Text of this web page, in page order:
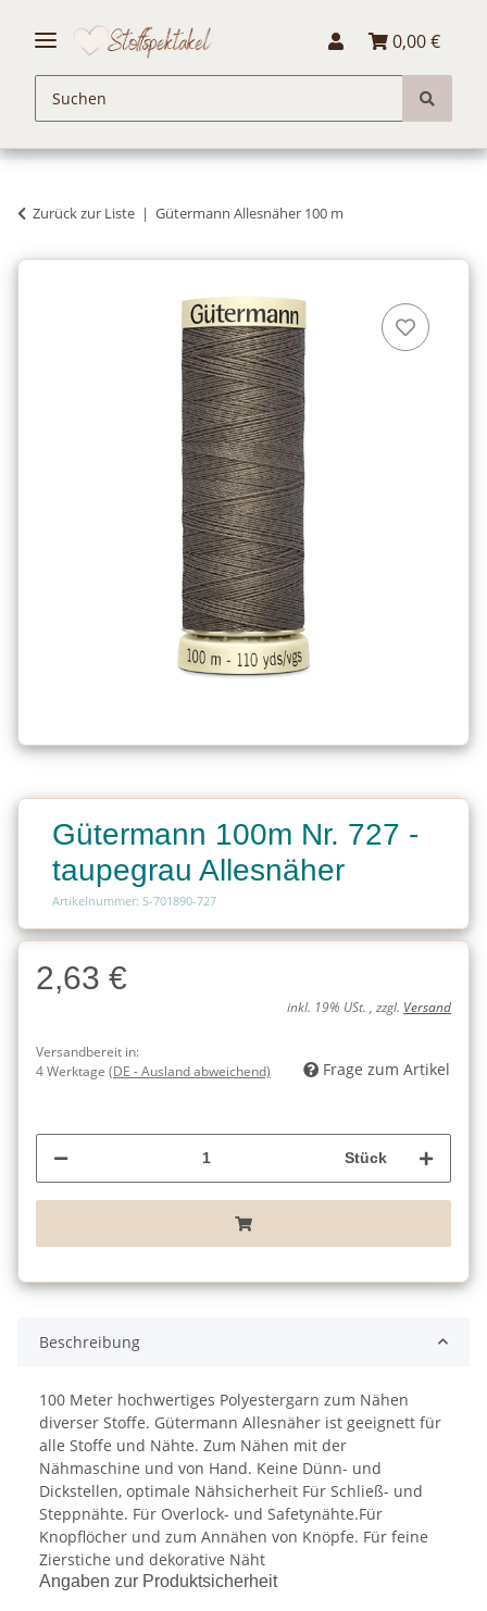
0,00 €
Zurück zur Liste Gütermann Allesnäher 100 m
Gütermann 100m Nr. 727 -
taupegrau Allesnäher
Artikelnummer: S-701890-727
2,63 €
inkl. 19% USt. , zzgl. Versand
Versandbereit in:
4 Werktage (DE - Ausland abweichend) Frage zum Artikel
Stück
Beschreibung
100 Meter hochwertiges Polyestergarn zum Nähen
diverser Stoffe. Gütermann Allesnäher ist geeignett für
alle Stoffe und Nähte. Zum Nähen mit der
Nähmaschine und von Hand. Keine Dünn- und
Dickstellen, optimale Nähsicherheit Für Schließ- und
Steppnähte. Für Overlock- und Safetynähte.Für
Knopflöcher und zum Annähen von Knöpfe. Für feine
Zierstiche und dekorative Näht
Angaben zur Produktsicherheit